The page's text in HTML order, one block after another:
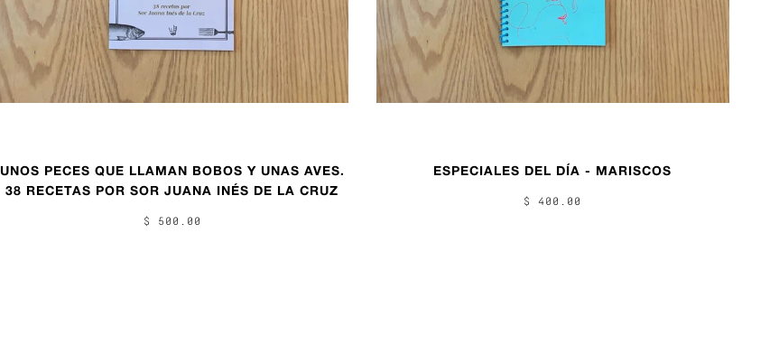
UNOS PECES QUE LLAMAN BOBOS Y UNAS AVES.
38 RECETAS POR SOR JUANA INÉS DE LA CRUZ
$ 500.00
ESPECIALES DEL DÍA - MARISCOS
$ 400.00